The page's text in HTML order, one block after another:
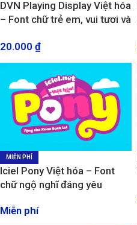
DVN Playing Display Việt hóa
– Font chữ trẻ em, vui tươi và
20.000 ₫
MIỄN PHÍ
Iciel Pony Việt hóa – Font
chữ ngộ nghĩ đáng yêu
Miễn phí